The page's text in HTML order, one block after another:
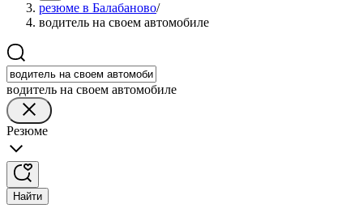
резюме в Балабаново/
водитель на своем автомобиле
водитель на своем автомобиле
Резюме
Найти